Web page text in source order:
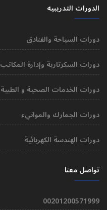
الدورات التدريبيه
دورات السياحة والفنادق
دورات السكرتارية وإدارة المكاتب
دورات الخدمات الصحية و الطبية
دورات الجمارك والموانيء
دورات الهندسة الكهربائية
تواصل معنا
00201200571999